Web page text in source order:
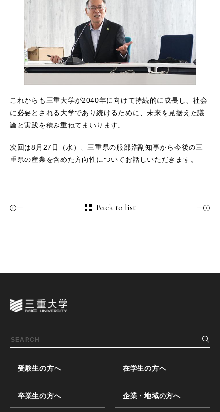
これからも三重大学が2040年に向けて持続的に成長し、社会
に必要とされる大学であり続けるために、未来を見据えた議
論と実践を積み重ねてまいります。
次回は8月27日（水）、三重県の服部浩副知事から今後の三
重県の産業を含めた方向性についてお話しいただきます。
Back to list
受験生の方へ 在学生の方へ
卒業生の方へ 企業・地域の方へ